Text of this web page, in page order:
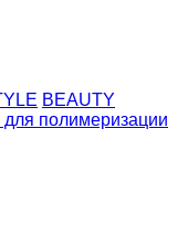
BЕАUTY
полимеризации